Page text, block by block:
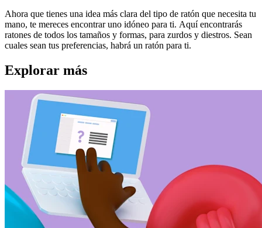
Ahora que tienes una idea más clara del tipo de ratón que necesita tu
mano, te mereces encontrar uno idóneo para ti. Aquí encontrarás
ratones de todos los tamaños y formas, para zurdos y diestros. Sean
cuales sean tus preferencias, habrá un ratón para ti.
Explorar más